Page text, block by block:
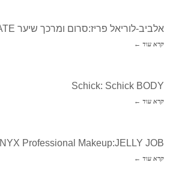
אלביב-לוריאל פריז:סרום ומרכך שיער ULTIMATE
קרא עוד ←
Schick: Schick BODY
קרא עוד ←
NYX Professional Makeup:JELLY JOB
קרא עוד ←